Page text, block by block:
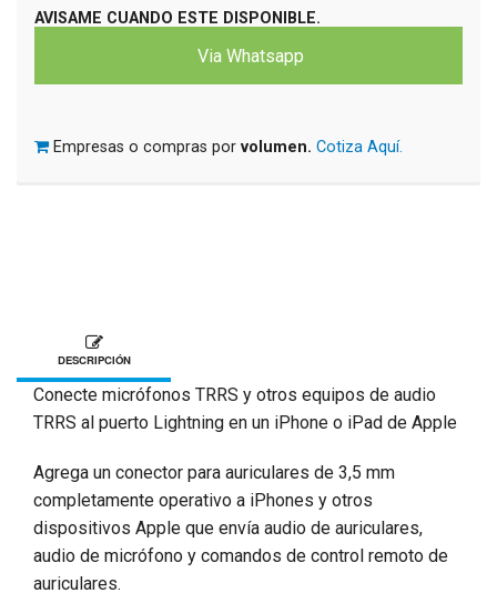
AVISAME CUANDO ESTE DISPONIBLE.
Via Whatsapp
Empresas o compras por volumen. Cotiza Aquí.
DESCRIPCIÓN
Conecte micrófonos TRRS y otros equipos de audio
TRRS al puerto Lightning en un iPhone o iPad de Apple
Agrega un conector para auriculares de 3,5 mm
completamente operativo a iPhones y otros
dispositivos Apple que envía audio de auriculares,
audio de micrófono y comandos de control remoto de
auriculares.